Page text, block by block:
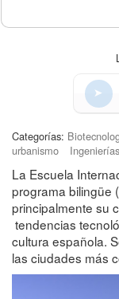
Categorías:
urbanismo
La Escuela
programa bilingüe
principalmente su
tendencias
cultura española.
las ciudades más